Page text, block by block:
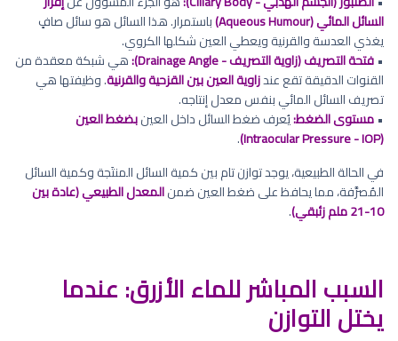
السائل المائي (Aqueous Humour)
باستمرار. هذا السائل هو سائل صافٍ
يغذي العدسة والقرنية ويعطي العين شكلها الكروي.
•فتحة التصريف (زاوية التصريف - Drainage Angle):
هي شبكة معقدة من
القنوات الدقيقة تقع عندزاوية العين بين القزحية والقرنية. وظيفتها هي
تصريف السائل المائي بنفس معدل إنتاجه.
•مستوى الضغط:يُعرف ضغط السائل داخل العينبضغط العين
(Intraocular Pressure - IOP)
.
في الحالة الطبيعية، يوجد توازن تام بين كمية السائل المنتَجة وكمية السائل
المُصرَّفة، مما يحافظ على ضغط العين ضمنالمعدل الطبيعي (عادة بين
10-21 ملم زئبقي)
.
السبب المباشر للماء الأزرق: عندما
يختل التوازن